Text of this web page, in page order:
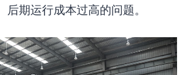
后期运行成本过高的问题。